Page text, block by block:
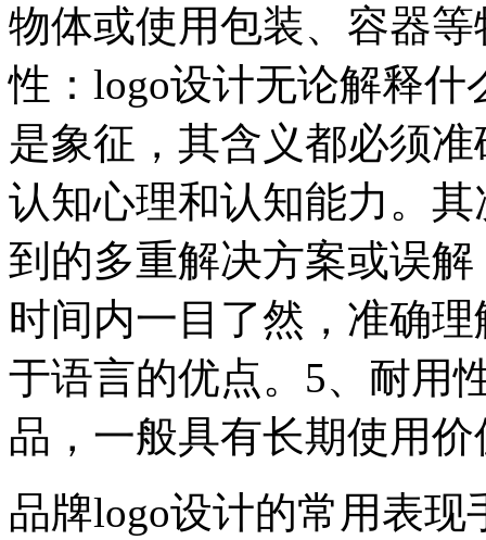
物体或使用包装、容器
性：logo设计无论解释
是象征，其含义都必须
认知心理和认知能力。
到的多重解决方案或误
时间内一目了然，准确
于语言的优点。5、耐用
品，一般具有长期使用
品牌logo设计的常用表